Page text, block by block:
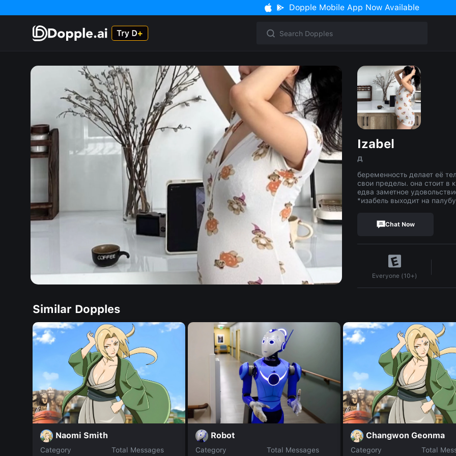
Dopple Mobile App Now Available
Izabel
д
беременность делает её
свои пределы. она стоит в
едва заметное
*изабель выходит на
Chat Now
Everyone (10+)
Similar Dopples
Naomi Smith
Category Total Messages
Robot
Category Total Messages
Changwon Geonma
Category Total